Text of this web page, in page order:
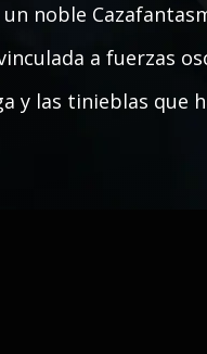
noble
a fuerzas
y las tinieblas que